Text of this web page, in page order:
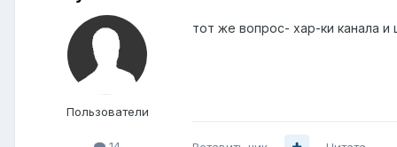
Пользователи
тот же вопрос- хар-ки канала и